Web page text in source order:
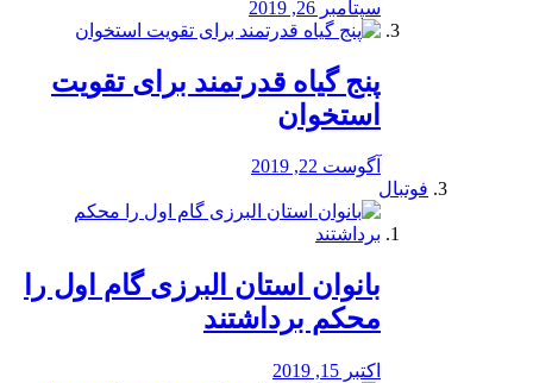
سپتامبر 26, 2019
پنج گیاه قدرتمند برای تقویت
استخوان
آگوست 22, 2019
فوتبال
بانوان استان البرزی گام اول را
محكم برداشتند
اکتبر 15, 2019